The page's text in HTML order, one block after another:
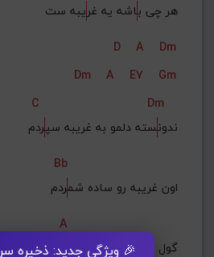
🎉 ویژگی جدید: ذخیره
هر چی باشه یه غریبه ست
D
A
Dm
Dm
A E7
Gm
C
Dm
ندونسته دلمو به غریبه سپردم
Bb
اون غریبه رو ساده شمردم
A
گول چشم سیاهشو خوردم